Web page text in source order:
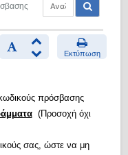
Εκτύπωση
πρόσβασης
(Προσοχή όχι
σας, ώστε να μη